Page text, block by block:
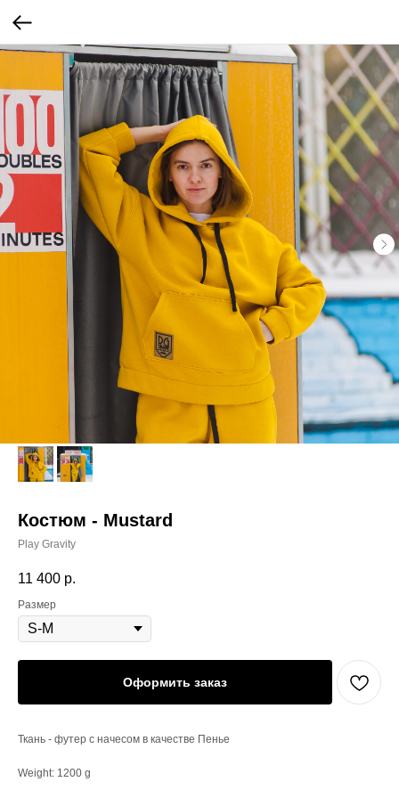
Костюм - Mustard
Play Gravity
11 400 р.
Размер
Оформить заказ
Ткань - футер с начесом в качестве Пенье
Weight: 1200 g